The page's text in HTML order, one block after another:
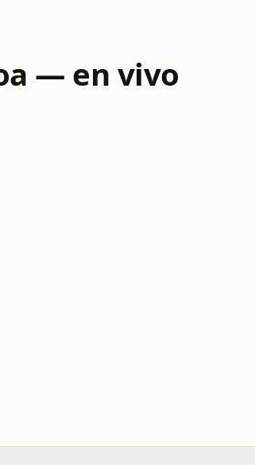
— en vivo